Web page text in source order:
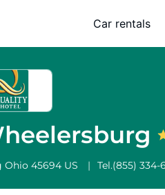
Car rentals
Ohio 45694 US Tel.(855) 334-
Hotelregler